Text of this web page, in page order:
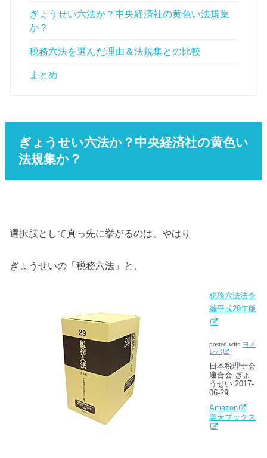
ぎょうせい六法か？中央経済社の黄色い法規集
か？
税務六法を選んだ理由＆法規集との比較
まとめ
ぎょうせい六法か？中央経済社の黄色い
法規集か？
選択肢として真っ先に挙がるのは、やはり
ぎょうせいの「税務六法」と、
税務六法法令
編平成29年版
posted with ヨメ
レバ
日本税理士会
連合会 ぎょ
うせい 2017-
06-29
Amazon
楽天ブックス